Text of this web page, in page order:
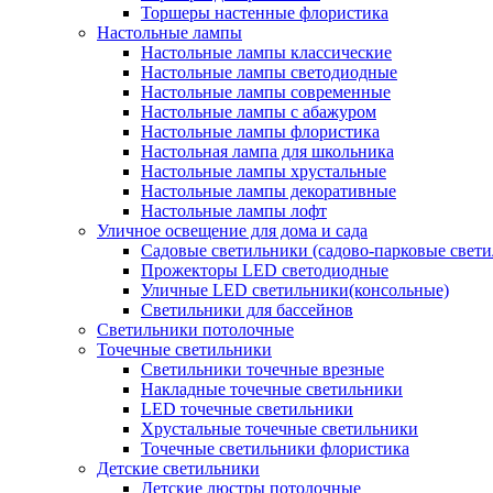
Торшеры настенные флористика
Настольные лампы
Настольные лампы классические
Настольные лампы светодиодные
Настольные лампы современные
Настольные лампы с абажуром
Настольные лампы флористика
Настольная лампа для школьника
Настольные лампы хрустальные
Настольные лампы декоративные
Настольные лампы лофт
Уличное освещение для дома и сада
Садовые светильники (садово-парковые
Прожекторы LED светодиодные
Уличные LED светильники(консольные)
Светильники для бассейнов
Светильники потолочные
Точечные светильники
Светильники точечные врезные
Накладные точечные светильники
LED точечные светильники
Хрустальные точечные светильники
Точечные светильники флористика
Детские светильники
Детские люстры потолочные